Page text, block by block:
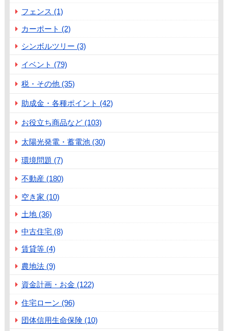
フェンス (1)
カーポート (2)
シンボルツリー (3)
イベント (79)
税・その他 (35)
助成金・各種ポイント (42)
お役立ち商品など (103)
太陽光発電・蓄電池 (30)
環境問題 (7)
不動産 (180)
空き家 (10)
土地 (36)
中古住宅 (8)
賃貸等 (4)
農地法 (9)
資金計画・お金 (122)
住宅ローン (96)
団体信用生命保険 (10)